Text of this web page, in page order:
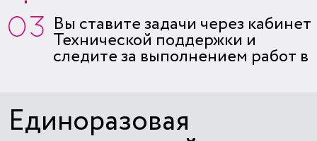
Вы ставите задачи через кабинет
Технической поддержки и
следите за выполнением работ в
режиме реального времени
Единоразовая